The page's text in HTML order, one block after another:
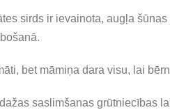
sirds ir ievainota, augļa
bet māmiņa dara visu, lai
saslimšanas grūtniecības